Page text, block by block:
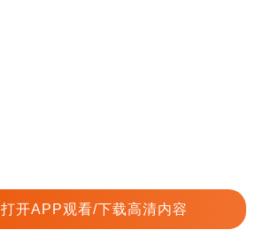
打开APP观看/下载高清内容